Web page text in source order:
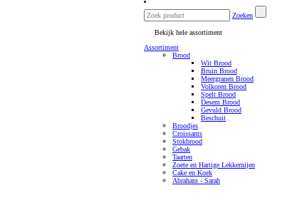
Zoeken
Bekijk hele assortiment
Assortiment
Brood
Wit Brood
Bruin Brood
Meergranen Brood
Volkoren Brood
Spelt Brood
Desem Brood
Gevuld Brood
Beschuit
Broodjes
Croissants
Stokbrood
Gebak
Taarten
Zoete en Hartige Lekkernijen
Cake en Koek
Abraham - Sarah